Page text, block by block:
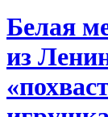
Белая
из